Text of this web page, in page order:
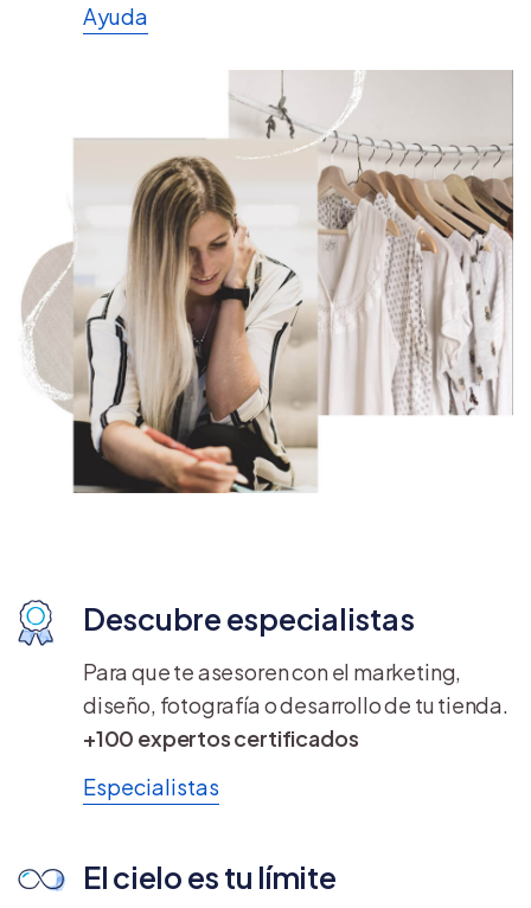
Ayuda
Descubre especialistas
Para que te asesoren con el marketing,
diseño, fotografía o desarrollo de tu tienda.
+100 expertos certificados
Especialistas
El cielo es tu límite